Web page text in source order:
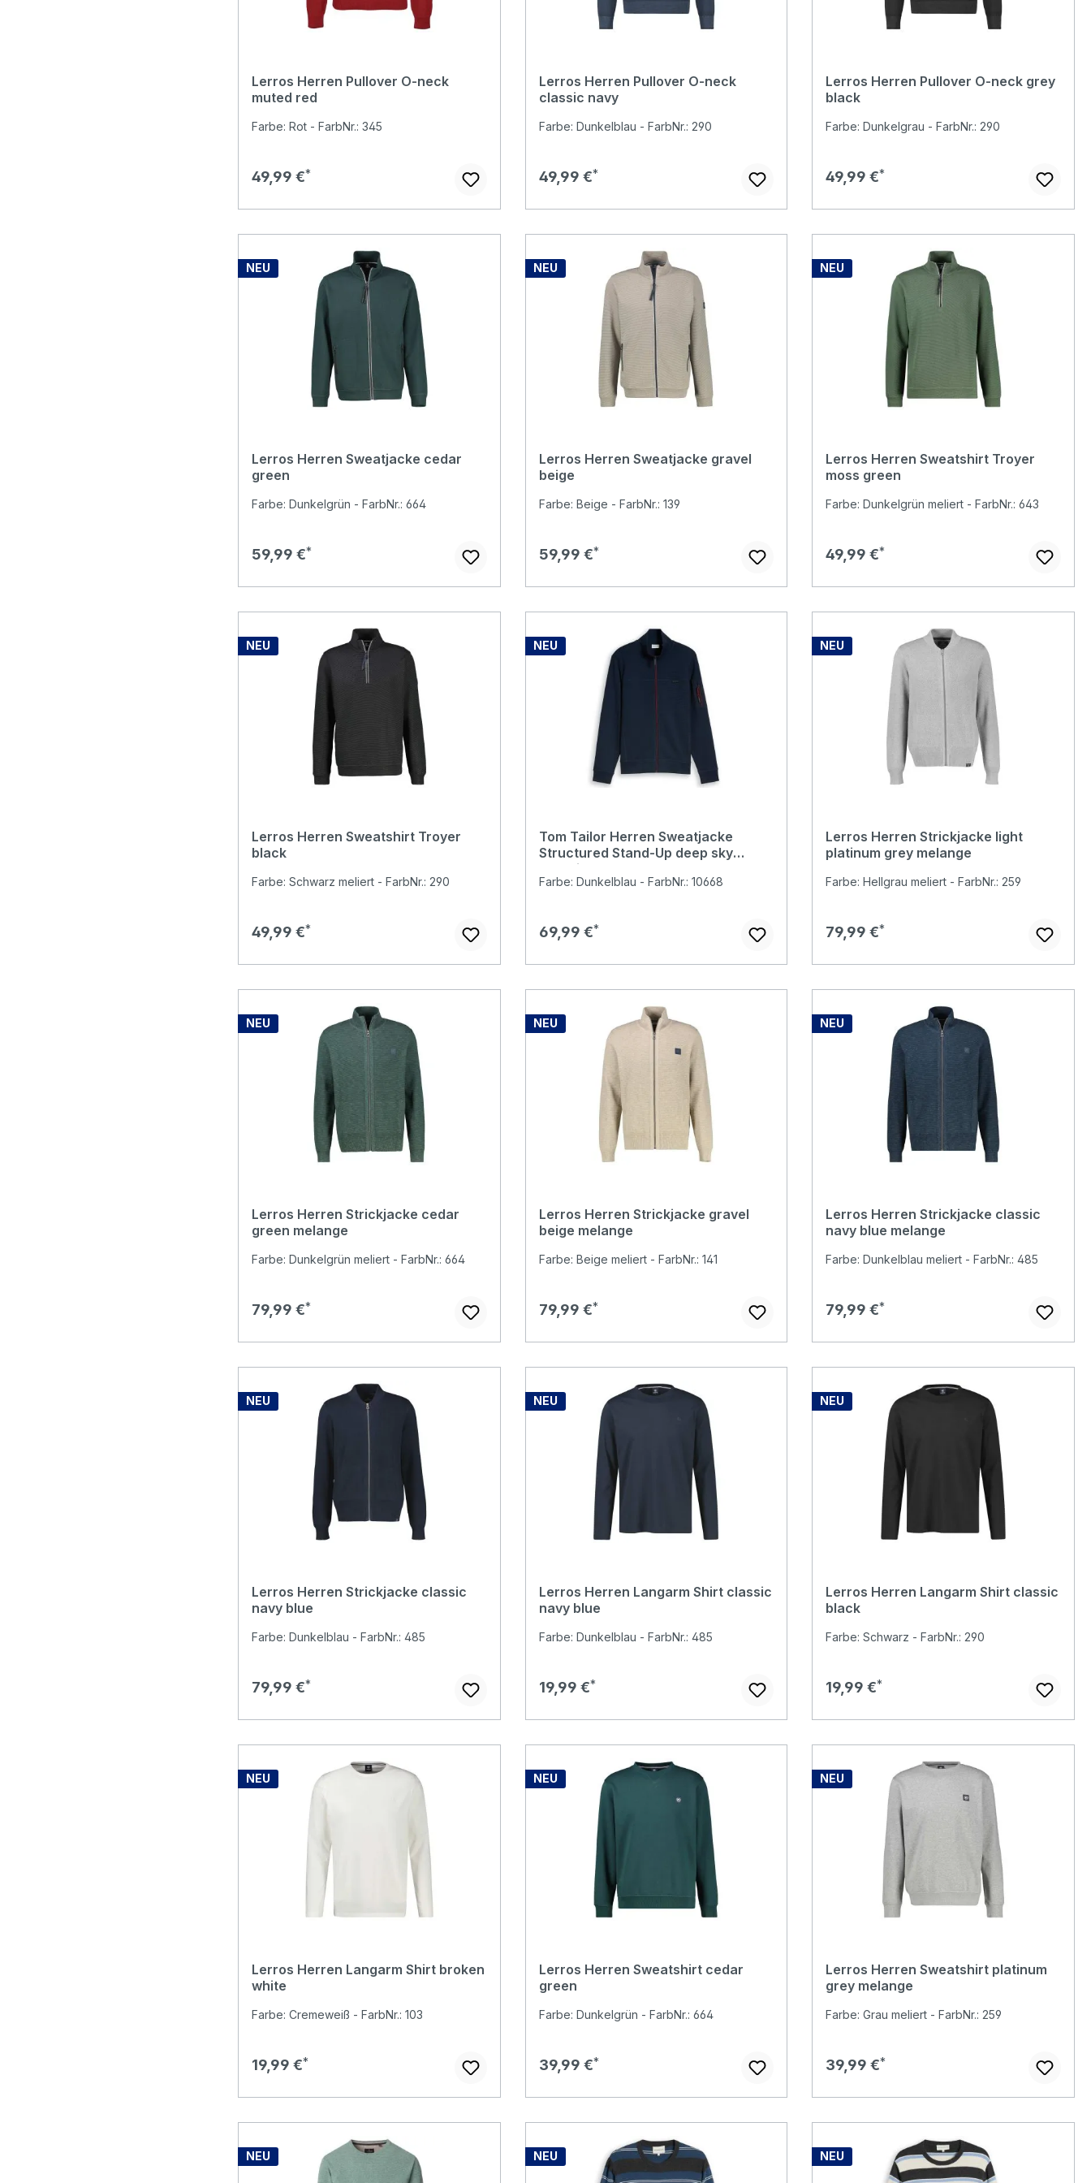
Lerros Herren Pullover O-neck
muted red
Farbe: Rot - FarbNr.: 345
Regulärer Preis:
49,99 €
Lerros Herren Pullover O-neck
classic navy
Farbe: Dunkelblau - FarbNr.: 290
Regulärer Preis:
49,99 €
Lerros Herren Pullover O-neck grey
black
Farbe: Dunkelgrau - FarbNr.: 290
Regulärer Preis:
49,99 €
NEU
Lerros Herren Sweatjacke cedar
green
Farbe: Dunkelgrün - FarbNr.: 664
Regulärer Preis:
59,99 €
NEU
Lerros Herren Sweatjacke gravel
beige
Farbe: Beige - FarbNr.: 139
Regulärer Preis:
59,99 €
NEU
Lerros Herren Sweatshirt Troyer
moss green
Farbe: Dunkelgrün meliert - FarbNr.: 643
Regulärer Preis:
49,99 €
NEU
Lerros Herren Sweatshirt Troyer
black
Farbe: Schwarz meliert - FarbNr.: 290
Regulärer Preis:
49,99 €
NEU
Tom Tailor Herren Sweatjacke
Structured Stand-Up deep sky
captain blue
Farbe: Dunkelblau - FarbNr.: 10668
Regulärer Preis:
69,99 €
NEU
Lerros Herren Strickjacke light
platinum grey melange
Farbe: Hellgrau meliert - FarbNr.: 259
Regulärer Preis:
79,99 €
NEU
Lerros Herren Strickjacke cedar
green melange
Farbe: Dunkelgrün meliert - FarbNr.: 664
Regulärer Preis:
79,99 €
NEU
Lerros Herren Strickjacke gravel
beige melange
Farbe: Beige meliert - FarbNr.: 141
Regulärer Preis:
79,99 €
NEU
Lerros Herren Strickjacke classic
navy blue melange
Farbe: Dunkelblau meliert - FarbNr.: 485
Regulärer Preis:
79,99 €
NEU
Lerros Herren Strickjacke classic
navy blue
Farbe: Dunkelblau - FarbNr.: 485
Regulärer Preis:
79,99 €
NEU
Lerros Herren Langarm Shirt classic
navy blue
Farbe: Dunkelblau - FarbNr.: 485
Regulärer Preis:
19,99 €
NEU
Lerros Herren Langarm Shirt classic
black
Farbe: Schwarz - FarbNr.: 290
Regulärer Preis:
19,99 €
NEU
Lerros Herren Langarm Shirt broken
white
Farbe: Cremeweiß - FarbNr.: 103
Regulärer Preis:
19,99 €
NEU
Lerros Herren Sweatshirt cedar
green
Farbe: Dunkelgrün - FarbNr.: 664
Regulärer Preis:
39,99 €
NEU
Lerros Herren Sweatshirt platinum
grey melange
Farbe: Grau meliert - FarbNr.: 259
Regulärer Preis:
39,99 €
NEU NEU NEU